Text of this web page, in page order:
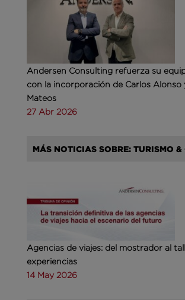
Andersen Consulting refuerza su
con la incorporación de Carlos Alonso
Mateos
27 Abr 2026
MÁS NOTICIAS SOBRE: TURISMO &
Agencias de viajes: del mostrador al
experiencias
14 May 2026